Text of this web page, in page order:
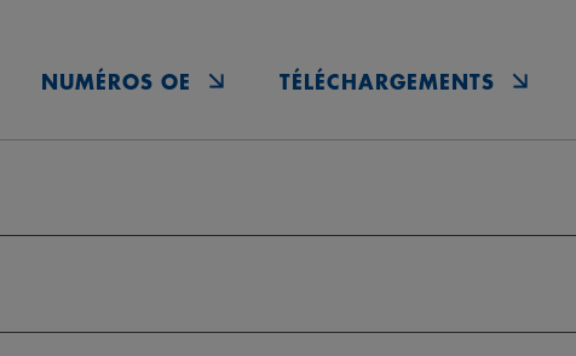
NUMÉROS OE TÉLÉCHARGEMENTS